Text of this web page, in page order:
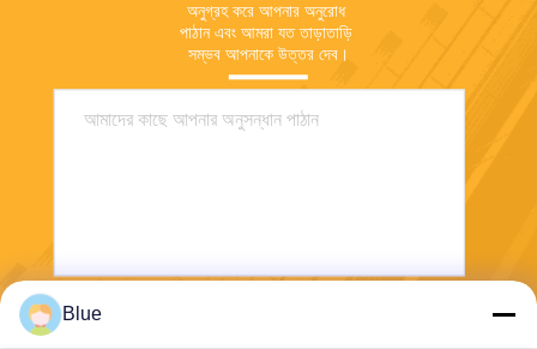
অনুগ্রহ করে আপনার অনুরোধ
পাঠান এবং আমরা যত তাড়াতাড়ি
সম্ভব আপনাকে উত্তর দেব।
Blue